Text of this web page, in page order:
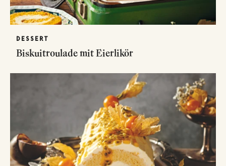
DESSERT
Biskuitroulade mit Eierlikör